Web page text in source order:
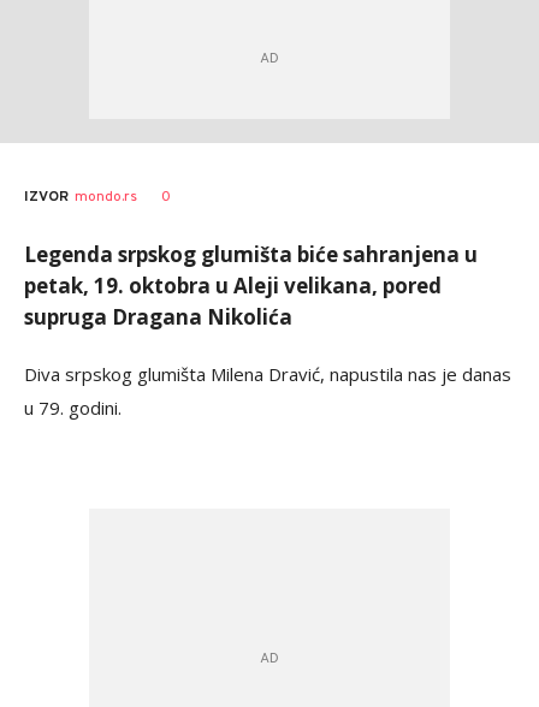
IZVOR mondo.rs 0
Legenda srpskog glumišta biće sahranjena u
petak, 19. oktobra u Aleji velikana, pored
supruga Dragana Nikolića
Diva srpskog glumišta Milena Dravić, napustila nas je danas
u 79. godini.